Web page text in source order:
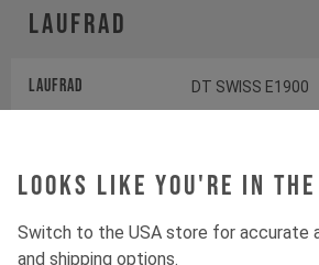
Looks like you're in the
Switch to the USA store for accurate
and shipping options.
Laufrad
Laufrad DT SWISS E1900
CONTINENTAL